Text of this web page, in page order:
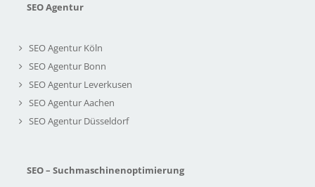
SEO Agentur
SEO Agentur Köln
SEO Agentur Bonn
SEO Agentur Leverkusen
SEO Agentur Aachen
SEO Agentur Düsseldorf
SEO – Suchmaschinenoptimierung